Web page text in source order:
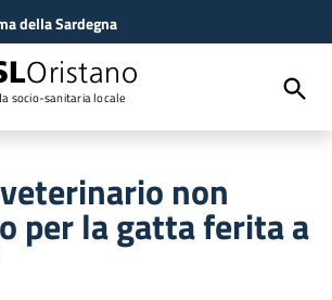
della Sardegna
Oristano
socio-sanitaria locale
non
per la gatta ferita a